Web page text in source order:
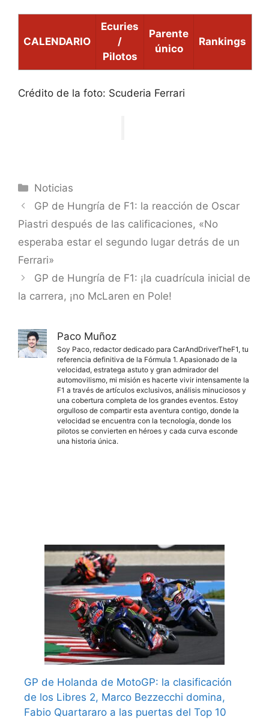
CALENDARIO
Ecuries
/
Pilotos
Parente
único
Rankings
Crédito de la foto: Scuderia Ferrari
Categorías
Noticias
GP de Hungría de F1: la reacción de Oscar
Piastri después de las calificaciones, «No
esperaba estar el segundo lugar detrás de un
Ferrari»
GP de Hungría de F1: ¡la cuadrícula inicial de
la carrera, ¡no McLaren en Pole!
Paco Muñoz
Soy Paco, redactor dedicado para CarAndDriverTheF1, tu
referencia definitiva de la Fórmula 1. Apasionado de la
velocidad, estratega astuto y gran admirador del
automovilismo, mi misión es hacerte vivir intensamente la
F1 a través de artículos exclusivos, análisis minuciosos y
una cobertura completa de los grandes eventos. Estoy
orgulloso de compartir esta aventura contigo, donde la
velocidad se encuentra con la tecnología, donde los
pilotos se convierten en héroes y cada curva esconde
una historia única.
GP de Holanda de MotoGP: la clasificación
de los Libres 2, Marco Bezzecchi domina,
Fabio Quartararo a las puertas del Top 10